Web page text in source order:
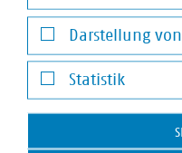
Christian
Notwendige
Darstellung
Darstellung von
Statistik
Statistik